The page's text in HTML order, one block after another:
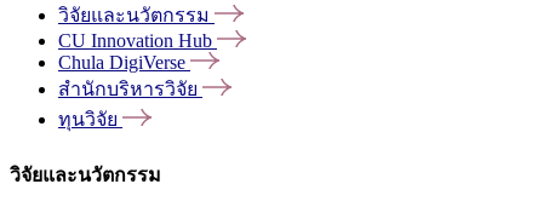
วิจัยและนวัตกรรม
CU Innovation Hub
Chula DigiVerse
สำนักบริหารวิจัย
ทุนวิจัย
วิจัยและนวัตกรรม